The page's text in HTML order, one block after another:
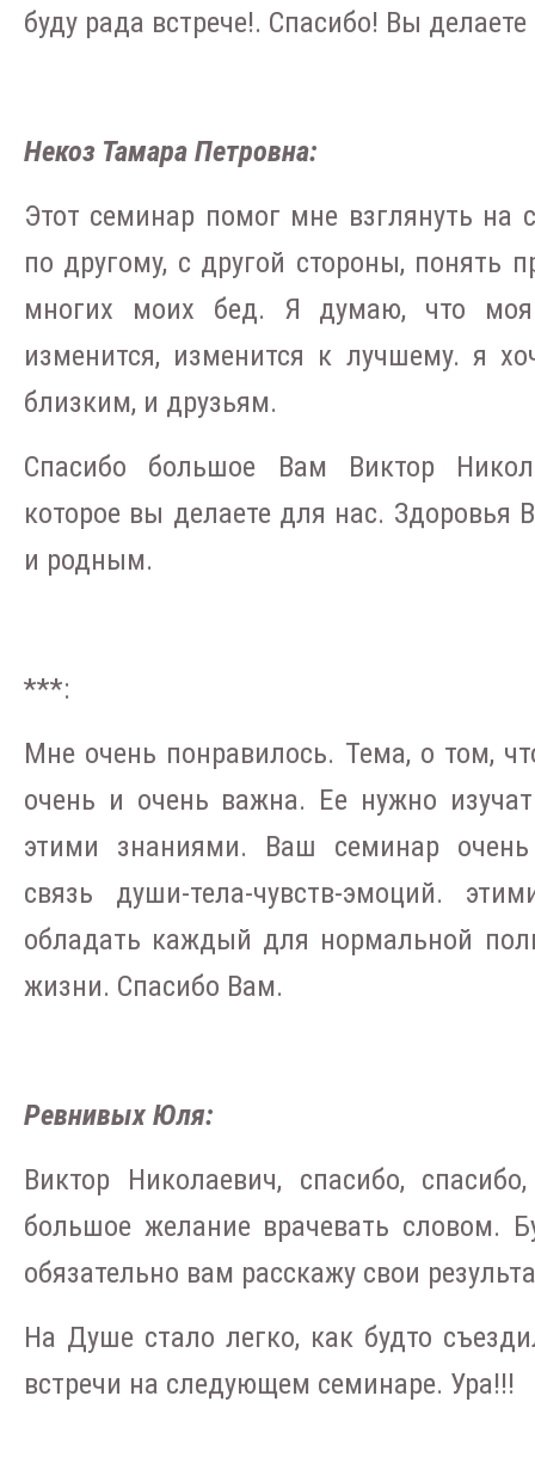
буду рада встрече!. Спасибо! Вы
Некоз Тамара Петровна:
Этот семинар помог мне взглянуть на
по другому, с другой стороны, понять
многих моих бед. Я думаю, что моя
изменится, изменится к лучшему. я
близким, и друзьям.
Спасибо большое Вам Виктор
которое вы делаете для нас.
и родным.
***:
Мне очень понравилось. Тема, о том,
очень и очень важна. Ее нужно
этими знаниями. Ваш семинар
связь души-тела-чувств-эмоций.
обладать каждый для нормальной
жизни. Спасибо Вам.
Ревнивых Юля:
Виктор Николаевич, спасибо,
большое желание врачевать словом.
обязательно вам расскажу свои
На Душе стало легко, как будто
встречи на следующем семинаре. Ура!!!